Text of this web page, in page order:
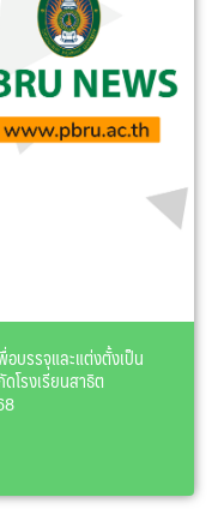
บรรจุและแต่งตั้งเป็น
โรงเรียนสาธิต